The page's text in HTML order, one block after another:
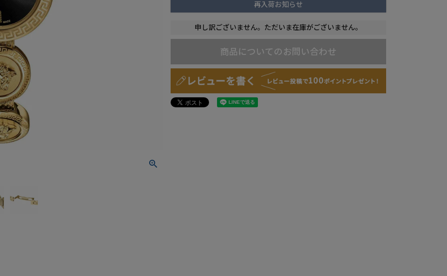
再入荷お知らせ
申し訳ございません。ただいま在庫がございません。
商品についてのお問い合わせ